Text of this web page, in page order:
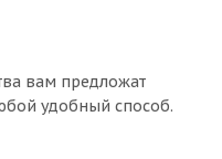
вам предложат
удобный способ.